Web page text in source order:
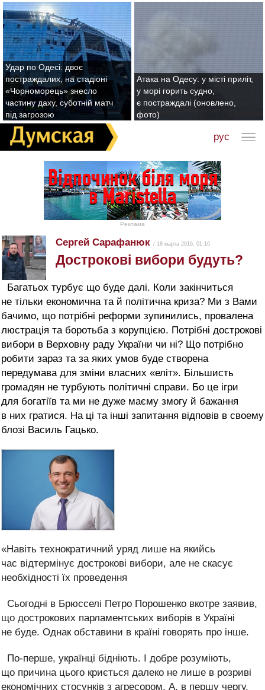
Удар по Одесі: двоє
постраждалих, на стадіоні
«Чорноморець» знесло
частину даху, суботній матч
під загрозою
Атака на Одесу: у місті приліт,
у морі горить судно,
є постраждалі (оновлено,
фото)
рус
Реклама
Сергей Сарафанюк / 18 марта 2016, 01:16
Дострокові вибори будуть?
Багатьох турбує що буде далі. Коли закінчиться
не тільки економична та й політична криза? Ми з Вами
бачимо, що потрібні реформи зупинились, провалена
люстрація та боротьба з корупцією. Потрібні дострокові
вибори в Верховну раду України чи ні? Що потрібно
робити зараз та за яких умов буде створена
передумава для зміни власних «еліт». Більшисть
громадян не турбують політичні справи. Бо це ігри
для богатіїв та ми не дуже маєму змогу й бажання
в них гратися. На ці та інші запитання відповів в своему
блозі Василь Гацько.
«Навіть технократичний уряд лише на якийсь
час відтермінує дострокові вибори, але не скасує
необхідності їх проведення
Сьогодні в Брюсселі Петро Порошенко вкотре заявив,
що дострокових парламентських виборів в Україні
не буде. Однак обставини в країні говорять про інше.
По-перше, українці бідніють. І добре розуміють,
що причина цього криється далеко не лише в розриві
економічних стосунків з агресором. А, в першу чергу,